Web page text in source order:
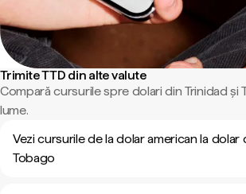
Trimite TTD din alte valute
Compară cursurile spre dolari din Trinidad și
lume.
Vezi cursurile de la dolar american la dolar
Tobago